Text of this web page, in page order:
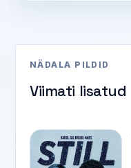
NÄDALA PILDID
Viimati lisatud